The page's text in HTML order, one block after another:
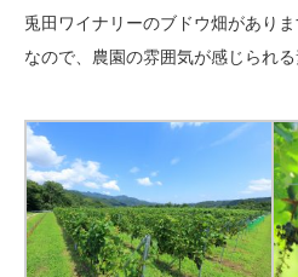
兎田ワイナリーのブドウ畑がありま
なので、農園の雰囲気が感じられ